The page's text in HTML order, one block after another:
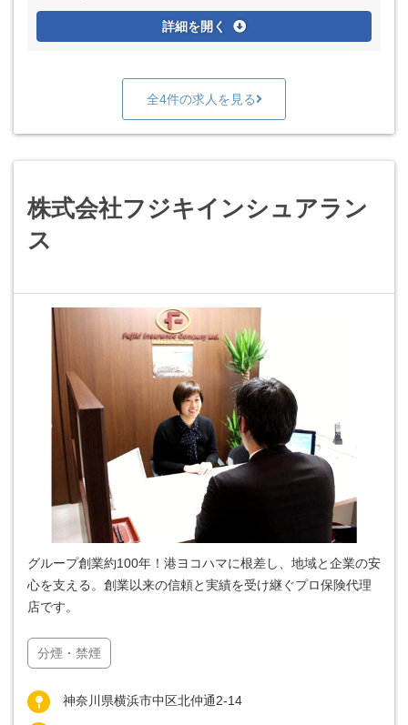
詳細を開く
全4件の求人を見る
株式会社フジキインシュアラン
ス
グループ創業約100年！港ヨコハマに根差し、地域と企業の安
心を支える。創業以来の信頼と実績を受け継ぐプロ保険代理
店です。
分煙・禁煙
神奈川県横浜市中区北仲通2-14